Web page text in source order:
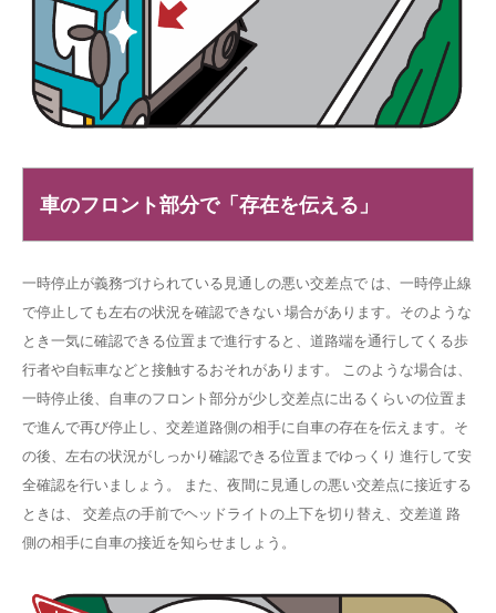
車のフロント部分で「存在を伝える」
一時停止が義務づけられている見通しの悪い交差点で は、一時停止線
で停止しても左右の状況を確認できない 場合があります。そのような
とき一気に確認できる位置まで進行すると、道路端を通行してくる歩
行者や自転車などと接触するおそれがあります。 このような場合は、
一時停止後、自車のフロント部分が少し交差点に出るくらいの位置ま
で進んで再び停止し、交差道路側の相手に自車の存在を伝えます。そ
の後、左右の状況がしっかり確認できる位置までゆっくり 進行して安
全確認を行いましょう。 また、夜間に見通しの悪い交差点に接近する
ときは、 交差点の手前でヘッドライトの上下を切り替え、交差道 路
側の相手に自車の接近を知らせましょう。